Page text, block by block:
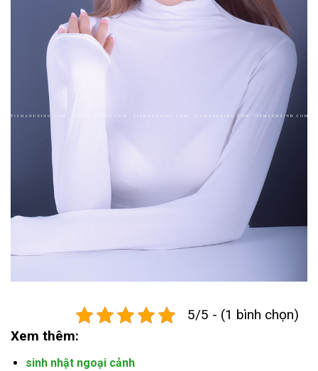
5/5 - (1 bình chọn)
Xem thêm:
sinh nhật ngoại cảnh